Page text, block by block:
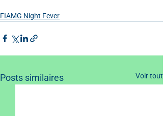
FIAMG Night Fever
Posts similaires Voir tout